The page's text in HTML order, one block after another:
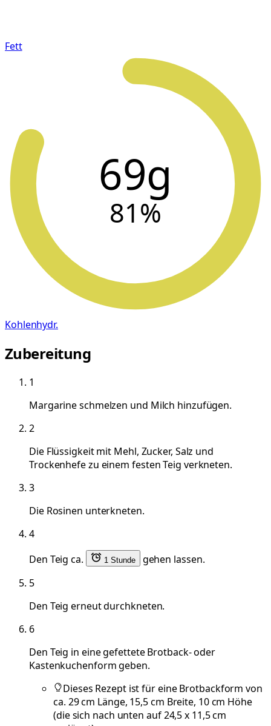
Fett
69g
81%
Kohlenhydr.
Zubereitung
1
Margarine schmelzen und Milch hinzufügen.
2
Die Flüssigkeit mit Mehl, Zucker, Salz und
Trockenhefe zu einem festen Teig verkneten.
3
Die Rosinen unterkneten.
4
Den Teig ca.
1 Stunde
gehen lassen.
5
Den Teig erneut durchkneten.
6
Den Teig in eine gefettete Brotback- oder
Kastenkuchenform geben.
Dieses Rezept ist für eine Brotbackform von
ca. 29 cm Länge, 15,5 cm Breite, 10 cm Höhe
(die sich nach unten auf 24,5 x 11,5 cm